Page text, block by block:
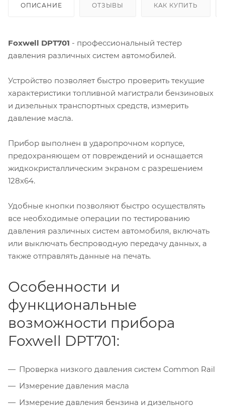
ОПИСАНИЕ ОТЗЫВЫ КАК КУПИТЬ
Foxwell DPT701 - профессиональный тестер
давления различных систем автомобилей.
Устройство позволяет быстро проверить текущие
характеристики топливной магистрали бензиновых
и дизельных транспортных средств, измерить
давление масла.
Прибор выполнен в ударопрочном корпусе,
предохраняющем от повреждений и оснащается
жидкокристаллическим экраном с разрешением
128х64.
Удобные кнопки позволяют быстро осуществлять
все необходимые операции по тестированию
давления различных систем автомобиля, включать
или выключать беспроводную передачу данных, а
также отправлять данные на печать.
Особенности и
функциональные
возможности прибора
Foxwell DPT701:
Проверка низкого давления систем Common Rail
Измерение давления масла
Измерение давления бензина и дизельного